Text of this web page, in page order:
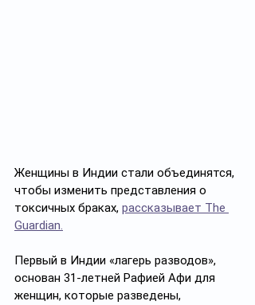
Женщины в Индии стали объединятся,
чтобы изменить представления о
токсичных браках, рассказывает The
Guardian.
Первый в Индии «лагерь разводов»,
основан 31-летней Рафией Афи для
женщин, которые разведены,